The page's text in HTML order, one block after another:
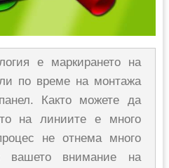
е маркирането на
по време на монтажа
Както можете да
на линиите е много
не отнема много
вашето внимание на